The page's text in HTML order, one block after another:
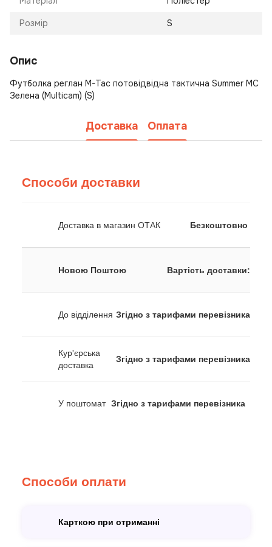
Розмір S
Опис
Футболка реглан M-Tac потовідвідна тактична Summer MC
Зелена (Multicam) (S)
Доставка Оплата
Способи доставки
Доставка в магазин ОТАК Безкоштовно
Новою Поштою Вартість доставки:
До відділення Згідно з тарифами перевізника
Кур'єрська
доставка
Згідно з тарифами перевізника
У поштомат Згідно з тарифами перевізника
Способи оплати
Карткою при отриманні